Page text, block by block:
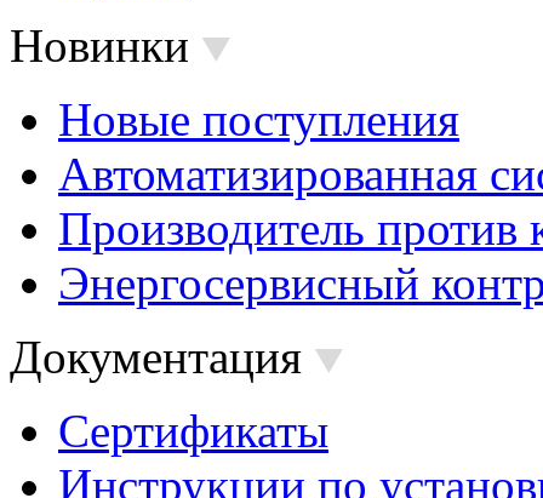
Новинки
Новые поступления
Автоматизированная
Производитель против
Энергосервисный
Документация
Сертификаты
Инструкции по